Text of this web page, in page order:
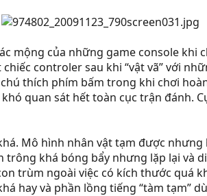
mộng của những game console khi
controler sau khi “vật vã” với
thích phím bấm trong khi chơi
quan sát hết toàn cục trận đánh.
Mô hình nhân vật tạm được
trông khá bóng bẩy nhưng lặp lại và
trùm ngoài việc có kích thước quá
hay và phần lồng tiếng “tàm tạm”